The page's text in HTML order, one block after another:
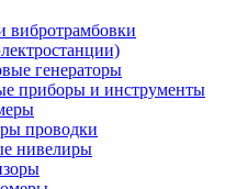
вибротрамбовки
генераторы
приборы и инструменты
проводки
нивелиры